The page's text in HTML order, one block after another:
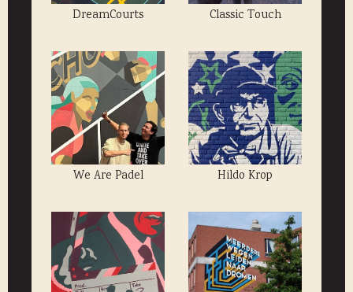
DreamCourts Classic Touch
We Are Padel Hildo Krop